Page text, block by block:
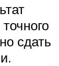
сдать